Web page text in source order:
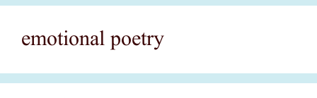
emotional poetry